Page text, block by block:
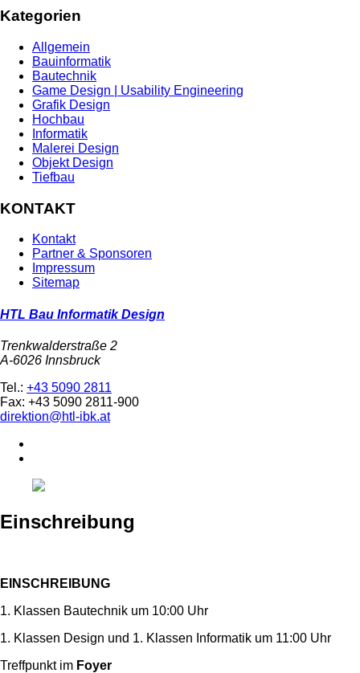
Kategorien
Allgemein
Bauinformatik
Bautechnik
Game Design | Usability Engineering
Grafik Design
Hochbau
Informatik
Malerei Design
Objekt Design
Tiefbau
KONTAKT
Kontakt
Partner & Sponsoren
Impressum
Sitemap
HTL Bau Informatik Design
Trenkwalderstraße 2
A-6026 Innsbruck
Tel.: +43 5090 2811
Fax: +43 5090 2811-900
direktion@htl-ibk.at
Einschreibung
EINSCHREIBUNG
1. Klassen Bautechnik um 10:00 Uhr
1. Klassen Design und 1. Klassen Informatik um 11:00 Uhr
Treffpunkt im Foyer